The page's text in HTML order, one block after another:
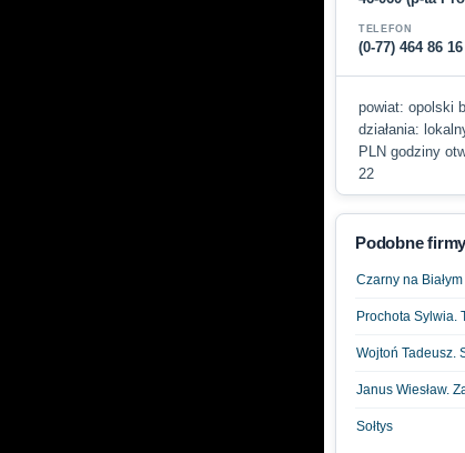
TELEFON
(0-77) 464 86 16
powiat: opolski
działania:
PLN godziny
22
Podobne firmy
Czarny na
Prochota Sylwia.
Wojtoń Tadeusz.
Janus Wiesław.
Sołtys